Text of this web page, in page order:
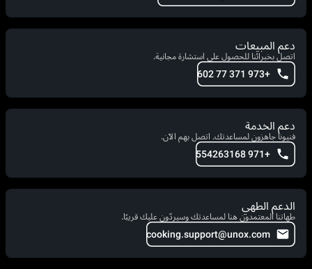
دعم المبيعات
اتصل بخبرائنا للحصول على استشارة مجانية.
+973 371 77 602
دعم الخدمة
فنيونا جاهزون لمساعدتك. اتصل بهم الآن.
+971 554263168
الدعم الطهي
طهاتنا المعتمدون هنا لمساعدتك وسيردّون عليك قريبًا.
cooking.support@unox.com